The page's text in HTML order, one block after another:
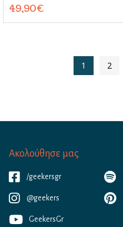
49,90€
1 2
Ακολούθησε μας
/geekersgr
@geekers
GeekersGr